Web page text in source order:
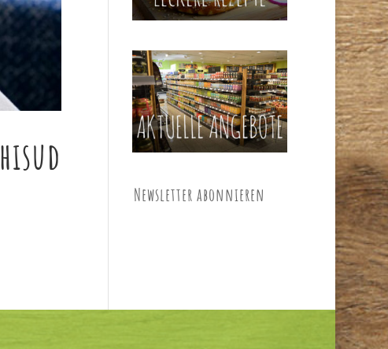
Newsletter abonnieren